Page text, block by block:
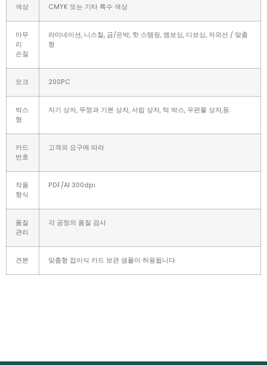
색상 CMYK 또는 기타 특수 색상
마무
리
손질
라미네이션, 니스칠, 금/은박, 핫 스탬핑, 엠보싱, 디보싱, 자외선 / 맞춤
형
모크 200PC
박스
형
자기 상자, 뚜껑과 기본 상자, 서랍 상자, 턱 박스, 우편물 상자,등.
카드
번호
고객의 요구에 따라
작품
형식
PDF/AI 300dpi
품질
관리
각 공정의 품질 검사
견본 맞춤형 접이식 카드 보관 샘플이 허용됩니다.